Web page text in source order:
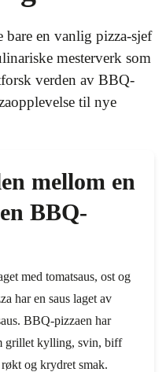
en vanlig pizza-sjef
mesterverk som
verden av BBQ-
til nye
mellom en
BBQ-
med tomatsaus, ost og
har en saus laget av
BBQ-pizzaen har
grillet kylling, svin, biff
og krydret smak.